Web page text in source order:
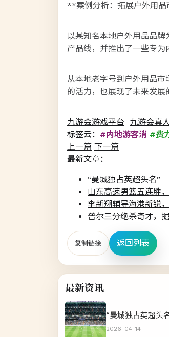
**案例分析：拓展户外用
以某知名本地户外用品品
产品线，并推出了一些专为
从本地老字号到户外用品
的活力，也展现了未来发展
九游会游戏平台 九游会真
标签云： #内地游客消 #费
上一篇 下一篇
最新文章：
“曼城独占英超头名”
山东高速男篮五连胜
李新翔辅导海港新锐
普尔三分绝杀奇才，
复制链接 返回列表
最新资讯
“曼城独占英超头
2026-04-14